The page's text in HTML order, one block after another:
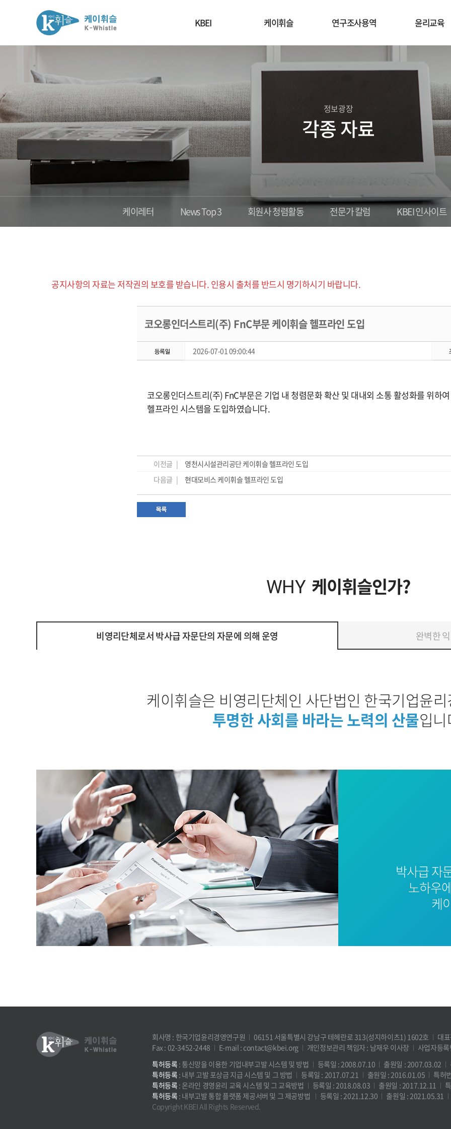
KBEI 케이휘슬 연구조사용역 윤리교육
정보광장
각종 자료
케이레터 News Top 3 회원사 청렴활동 전문가 칼럼 KBEI 인사이트
공지사항의 자료는 저작권의 보호를 받습니다. 인용시 출처를 반드시 명기하시기 바랍니다.
코오롱인더스트리(주) FnC부문 케이휘슬 헬프라인 도입
2026-07-01 09:00:44
코오롱인더스트리(주) FnC부문은 기업 내 청렴문화 확산 및 대내외 소통 활성화를 위하
헬프라인 시스템을 도입하였습니다.
이전글 |
영천시시설관리공단 케이휘슬 헬프라인 도입
다음글 |
현대모비스 케이휘슬 헬프라인 도입
WHY 케이휘슬인가?
비영리단체로서 박사급 자문단의 자문에 의해 운영 완벽한
케이휘슬은 비영리단체인 사단법인 한국기업윤
투명한 사회를 바라는 노력의 산물입
박사급 자
노하우
케
회사명 : 한국기업윤리경영연구원 06151 서울특별시 강남구 테헤란로 313(성지하이츠1) 1602호
대
Fax : 02-3452-2448
E-mail : contact@kbei.org 개인정보관리 책임자 : 남재우 이사장
사업자등
특허등록 : 통신망을 이용한 기업내부고발 시스템 및 방법 등록일 : 2008.07.10 출원일 : 2007.03.02
특허등록 : 내부 고발 포상금 지급 시스템 및 그 방법 등록일 : 2017.07.21 출원일 : 2016.01.05
특허
특허등록 : 온라인 경영윤리 교육 시스템 및 그 교육방법 등록일 : 2018.08.03 출원일 : 2017.12.11
특허등록 : 내부고발 통합 플랫폼 제공서버 및 그 제공방법 등록일 : 2021.12.30 출원일 : 2021.05.31
Copyright KBEI All Rights Reserved.